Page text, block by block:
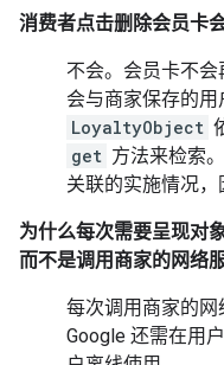
消费者点击删除会员卡
不会。会员卡不
会与商家保存的
LoyaltyObject
get 方法来检索
关联的实施情况，
为什么每次需要呈现对
而不是调用商家的网络服
每次调用商家的网
Google 还需在用